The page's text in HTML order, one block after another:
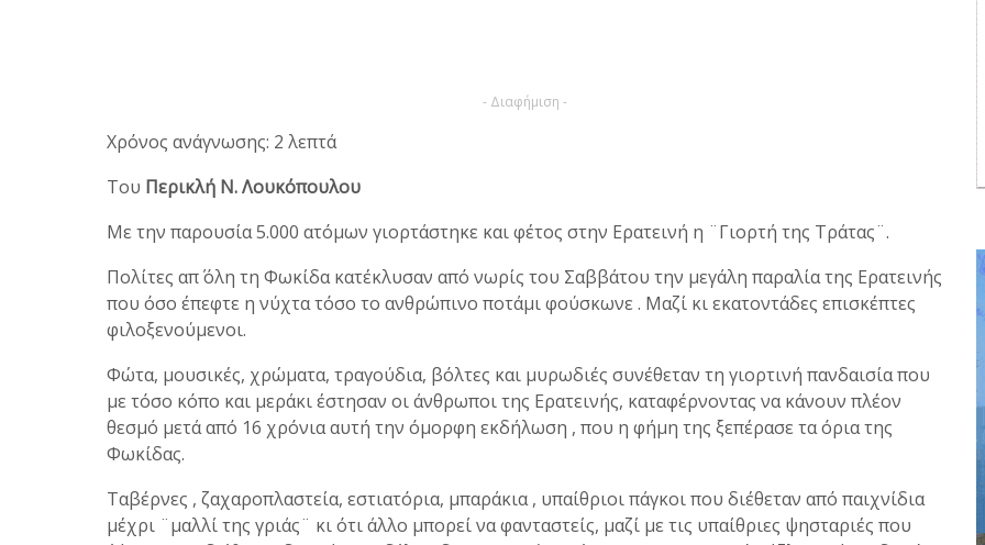
- Διαφήμιση -
Χρόνος ανάγνωσης: 2 λεπτά
Του Περικλή Ν. Λουκόπουλου
Με την παρουσία 5.000 ατόμων γιορτάστηκε και φέτος στην Ερατεινή η ¨Γιορτή της Τράτας¨.
Πολίτες απ΄ όλη τη Φωκίδα κατέκλυσαν από νωρίς του Σαββάτου την μεγάλη παραλία της Ερατεινής
που όσο έπεφτε η νύχτα τόσο το ανθρώπινο ποτάμι φούσκωνε . Μαζί κι εκατοντάδες επισκέπτες
φιλοξενούμενοι.
Φώτα, μουσικές, χρώματα, τραγούδια, βόλτες και μυρωδιές συνέθεταν τη γιορτινή πανδαισία που
με τόσο κόπο και μεράκι έστησαν οι άνθρωποι της Ερατεινής, καταφέρνοντας να κάνουν πλέον
θεσμό μετά από 16 χρόνια αυτή την όμορφη εκδήλωση , που η φήμη της ξεπέρασε τα όρια της
Φωκίδας.
Ταβέρνες , ζαχαροπλαστεία, εστιατόρια, μπαράκια , υπαίθριοι πάγκοι που διέθεταν από παιχνίδια
μέχρι ¨μαλλί της γριάς¨ κι ότι άλλο μπορεί να φανταστείς, μαζί με τις υπαίθριες ψησταριές που